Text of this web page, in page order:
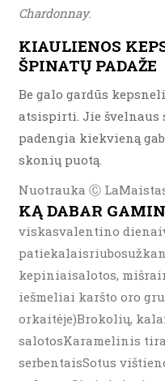
Chardonnay.
KIAULIENOS
ŠPINATŲ PADAŽE
Be galo gardūs
atsispirti. Jie švelnaus
padengia kiekvieną
skonių puotą.
Nuotrauka Ⓒ
KĄ DABAR
viskasvalentino
kepiniaisalotos,
iešmeliai karšto oro
orkaitėje)Brokolių,
salotosKaramelinis
serbentaisSotus